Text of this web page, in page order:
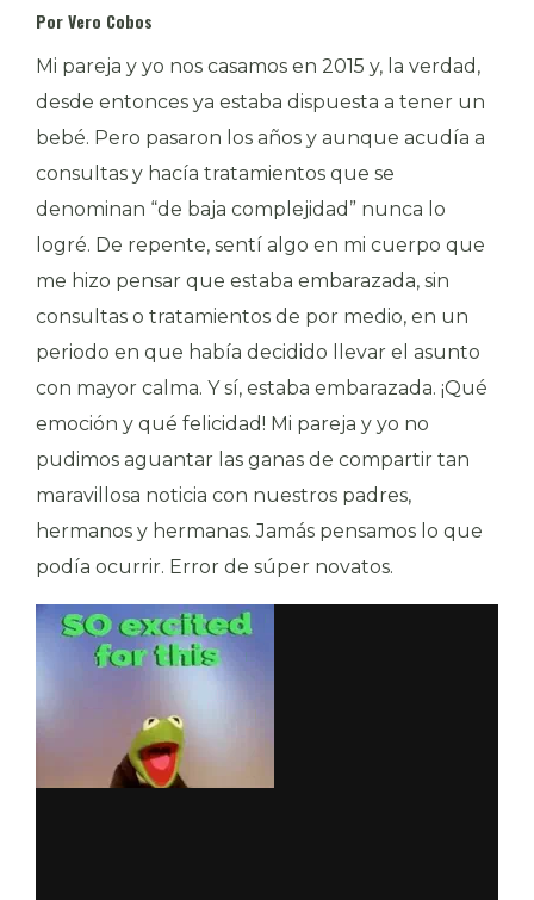
Por Vero Cobos
Mi pareja y yo nos casamos en 2015 y, la verdad,
desde entonces ya estaba dispuesta a tener un
bebé. Pero pasaron los años y aunque acudía a
consultas y hacía tratamientos que se
denominan “de baja complejidad” nunca lo
logré. De repente, sentí algo en mi cuerpo que
me hizo pensar que estaba embarazada, sin
consultas o tratamientos de por medio, en un
periodo en que había decidido llevar el asunto
con mayor calma. Y sí, estaba embarazada. ¡Qué
emoción y qué felicidad! Mi pareja y yo no
pudimos aguantar las ganas de compartir tan
maravillosa noticia con nuestros padres,
hermanos y hermanas. Jamás pensamos lo que
podía ocurrir. Error de súper novatos.